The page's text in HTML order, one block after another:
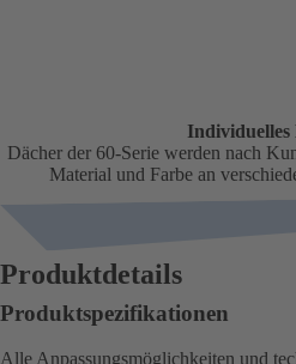
Individuelles
Dächer der 60-Serie werden nach
Material und Farbe an
Produktdetails
Produktspezifikationen
Alle Anpassungsmöglichkeiten und